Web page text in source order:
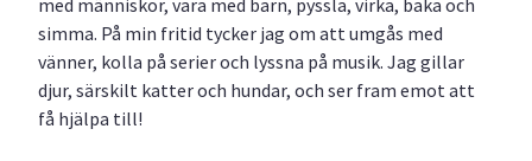
simma. På min fritid tycker jag om att umgås med
vänner, kolla på serier och lyssna på musik. Jag gillar
djur, särskilt katter och hundar, och ser fram emot att
få hjälpa till!